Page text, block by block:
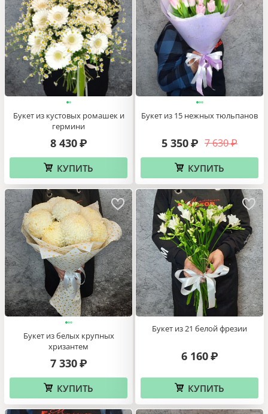
Букет из кустовых ромашек и
гермини
8 430 ₽
КУПИТЬ
Букет из 15 нежных тюльпанов
7 630 ₽
5 350₽
КУПИТЬ
Букет из белых крупных
хризантем
7 330 ₽
КУПИТЬ
Букет из 21 белой фрезии
6 160 ₽
КУПИТЬ